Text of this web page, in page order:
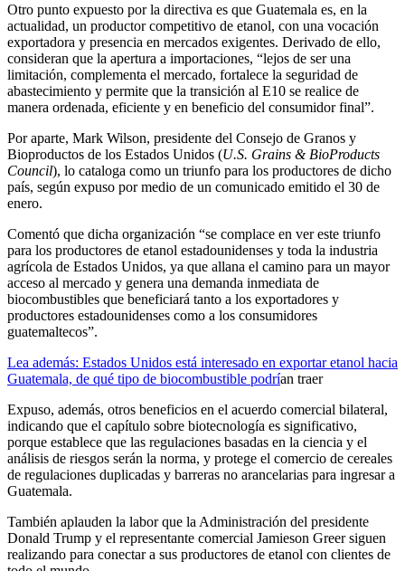
Otro punto expuesto por la directiva es que Guatemala es, en la
actualidad, un productor competitivo de etanol, con una vocación
exportadora y presencia en mercados exigentes. Derivado de ello,
consideran que la apertura a importaciones, “lejos de ser una
limitación, complementa el mercado, fortalece la seguridad de
abastecimiento y permite que la transición al E10 se realice de
manera ordenada, eficiente y en beneficio del consumidor final”.
Por aparte, Mark Wilson, presidente del Consejo de Granos y
Bioproductos de los Estados Unidos (U.S. Grains & BioProducts
Council), lo cataloga como un triunfo para los productores de dicho
país, según expuso por medio de un comunicado emitido el 30 de
enero.
Comentó que dicha organización “se complace en ver este triunfo
para los productores de etanol estadounidenses y toda la industria
agrícola de Estados Unidos, ya que allana el camino para un mayor
acceso al mercado y genera una demanda inmediata de
biocombustibles que beneficiará tanto a los exportadores y
productores estadounidenses como a los consumidores
guatemaltecos”.
Lea además: Estados Unidos está interesado en exportar etanol hacia
Guatemala, de qué tipo de biocombustible podrían traer
Expuso, además, otros beneficios en el acuerdo comercial bilateral,
indicando que el capítulo sobre biotecnología es significativo,
porque establece que las regulaciones basadas en la ciencia y el
análisis de riesgos serán la norma, y protege el comercio de cereales
de regulaciones duplicadas y barreras no arancelarias para ingresar a
Guatemala.
También aplauden la labor que la Administración del presidente
Donald Trump y el representante comercial Jamieson Greer siguen
realizando para conectar a sus productores de etanol con clientes de